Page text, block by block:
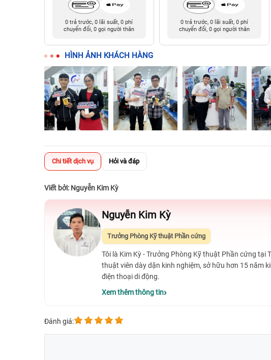
0 trả trước, 0 lãi suất, 0 phí
chuyển đổi, 0 gọi người thân
0 trả trước, 0 lãi suất, 0 phí
chuyển đổi, 0 gọi người thân
HÌNH ẢNH KHÁCH HÀNG
Chi tiết dịch vụ Hỏi và đáp
Viết bởi: Nguyễn Kim Kỳ
Nguyễn Kim Kỳ
Trưởng Phòng Kỹ thuật Phần cứng
Tôi là Kim Kỳ - Trưởng Phòng Kỹ thuật Phần cứng tại
thuật viên dày dặn kinh nghiệm, sở hữu hơn 15 năm
điện thoại di động.
Xem thêm thông tin
Đánh giá: